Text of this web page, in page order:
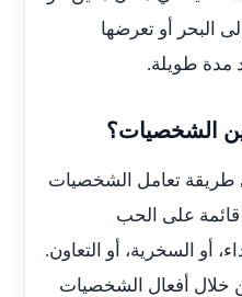
البحر أو تعرضها
مدة طويلة.
الشخصيات؟
طريقة تعامل الشخصيات
قائمة على الحب
أو السخرية، أو التعاون.
خلال أفعال الشخصيات